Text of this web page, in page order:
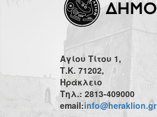
Αγίου Τίτου 1,
Τ.Κ. 71202,
Ηράκλειο
Τηλ.: 2813-409000
email:info@heraklion.gr